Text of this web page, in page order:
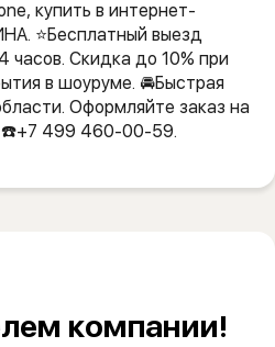
купить в интернет-
⭐️Бесплатный выезд
часов. Скидка до 10% при
в шоуруме. 🚘Быстрая
Оформляйте заказ на
☎️+7 499 460-00-59.
компании!